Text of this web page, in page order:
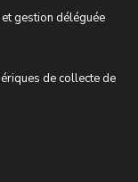
gestion déléguée
de collecte de